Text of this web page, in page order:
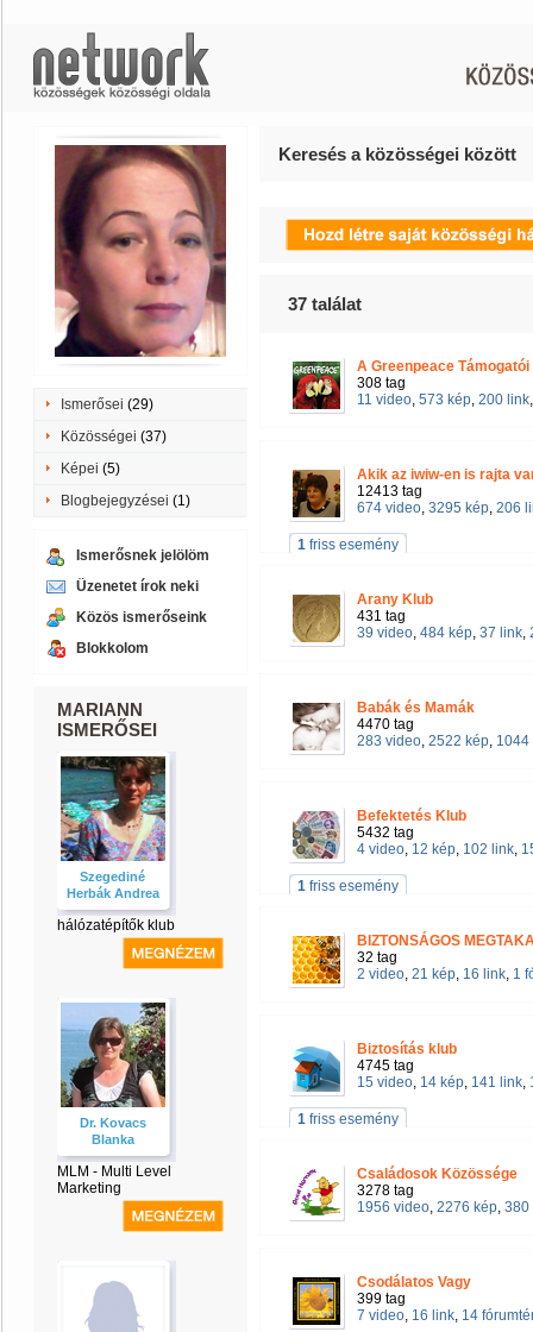
Ismerősei (29)
Közösségei (37)
Képei (5)
Blogbejegyzései (1)
Ismerősnek jelölöm
Üzenetet írok neki
Közös ismerőseink
Blokkolom
MARIANN
ISMERŐSEI
Szegediné
Herbák Andrea
hálózatépítők klub
Dr. Kovacs
Blanka
MLM - Multi Level
Marketing
Keresés a közösségei között
37 találat
A Greenpeace Támogatói
308 tag
11 video, 573 kép, 200 link
Akik az iwiw-en is rajta
12413 tag
674 video, 3295 kép, 206
1 friss esemény
Arany Klub
431 tag
39 video, 484 kép, 37 link,
Babák és Mamák
4470 tag
283 video, 2522 kép, 1044
Befektetés Klub
5432 tag
4 video, 12 kép, 102 link,
1 friss esemény
BIZTONSÁGOS
32 tag
2 video, 21 kép, 16 link, 1
Biztosítás klub
4745 tag
15 video, 14 kép, 141 link,
1 friss esemény
Családosok Közössége
3278 tag
1956 video, 2276 kép, 380
Csodálatos Vagy
399 tag
7 video, 16 link, 14